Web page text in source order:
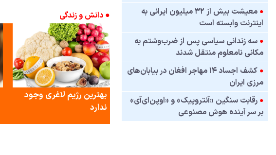
● دانش و زندگی
بهترین رژیم لاغری وجود
ندارد
●
معیشت بیش از ۳۲ میلیون ایرانی به
اینترنت وابسته است
● سه زندانی سیاسی پس از ضرب‌وشتم به
مکانی نامعلوم منتقل شدند
●
کشف اجساد ۱۴ مهاجر افغان در بیابان‌های
مرزی ایران
● رقابت سنگین «آنتروپیک» و «اوپن‌ای‌آی»
بر سر آینده هوش مصنوعی